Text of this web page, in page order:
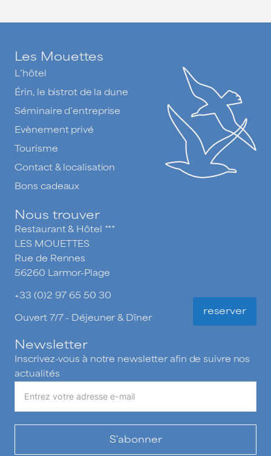
Les Mouettes
L’hôtel
Érin, le bistrot de la dune
Séminaire d’entreprise
Evènement privé
Tourisme
Contact & localisation
Bons cadeaux
Nous trouver
Restaurant & Hôtel ***
LES MOUETTES
Rue de Rennes
56260 Larmor-Plage
+33 (0)2 97 65 50 30
Ouvert 7/7 - Déjeuner & Dîner
reserver
Newsletter
Inscrivez-vous à notre newsletter afin de suivre nos
actualités
S'abonner